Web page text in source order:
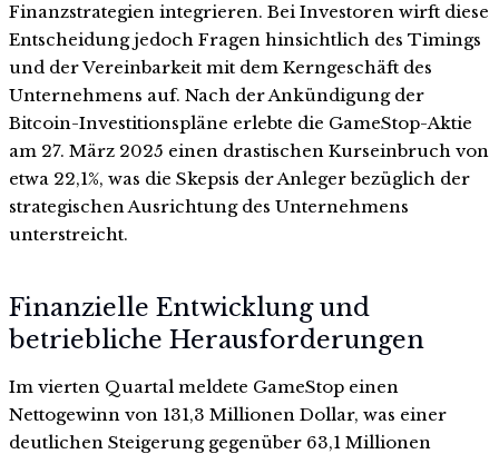
Finanzstrategien integrieren. Bei Investoren wirft diese
Entscheidung jedoch Fragen hinsichtlich des Timings
und der Vereinbarkeit mit dem Kerngeschäft des
Unternehmens auf. Nach der Ankündigung der
Bitcoin-Investitionspläne erlebte die GameStop-Aktie
am 27. März 2025 einen drastischen Kurseinbruch von
etwa 22,1%, was die Skepsis der Anleger bezüglich der
strategischen Ausrichtung des Unternehmens
unterstreicht.
Finanzielle Entwicklung und
betriebliche Herausforderungen
Im vierten Quartal meldete GameStop einen
Nettogewinn von 131,3 Millionen Dollar, was einer
deutlichen Steigerung gegenüber 63,1 Millionen